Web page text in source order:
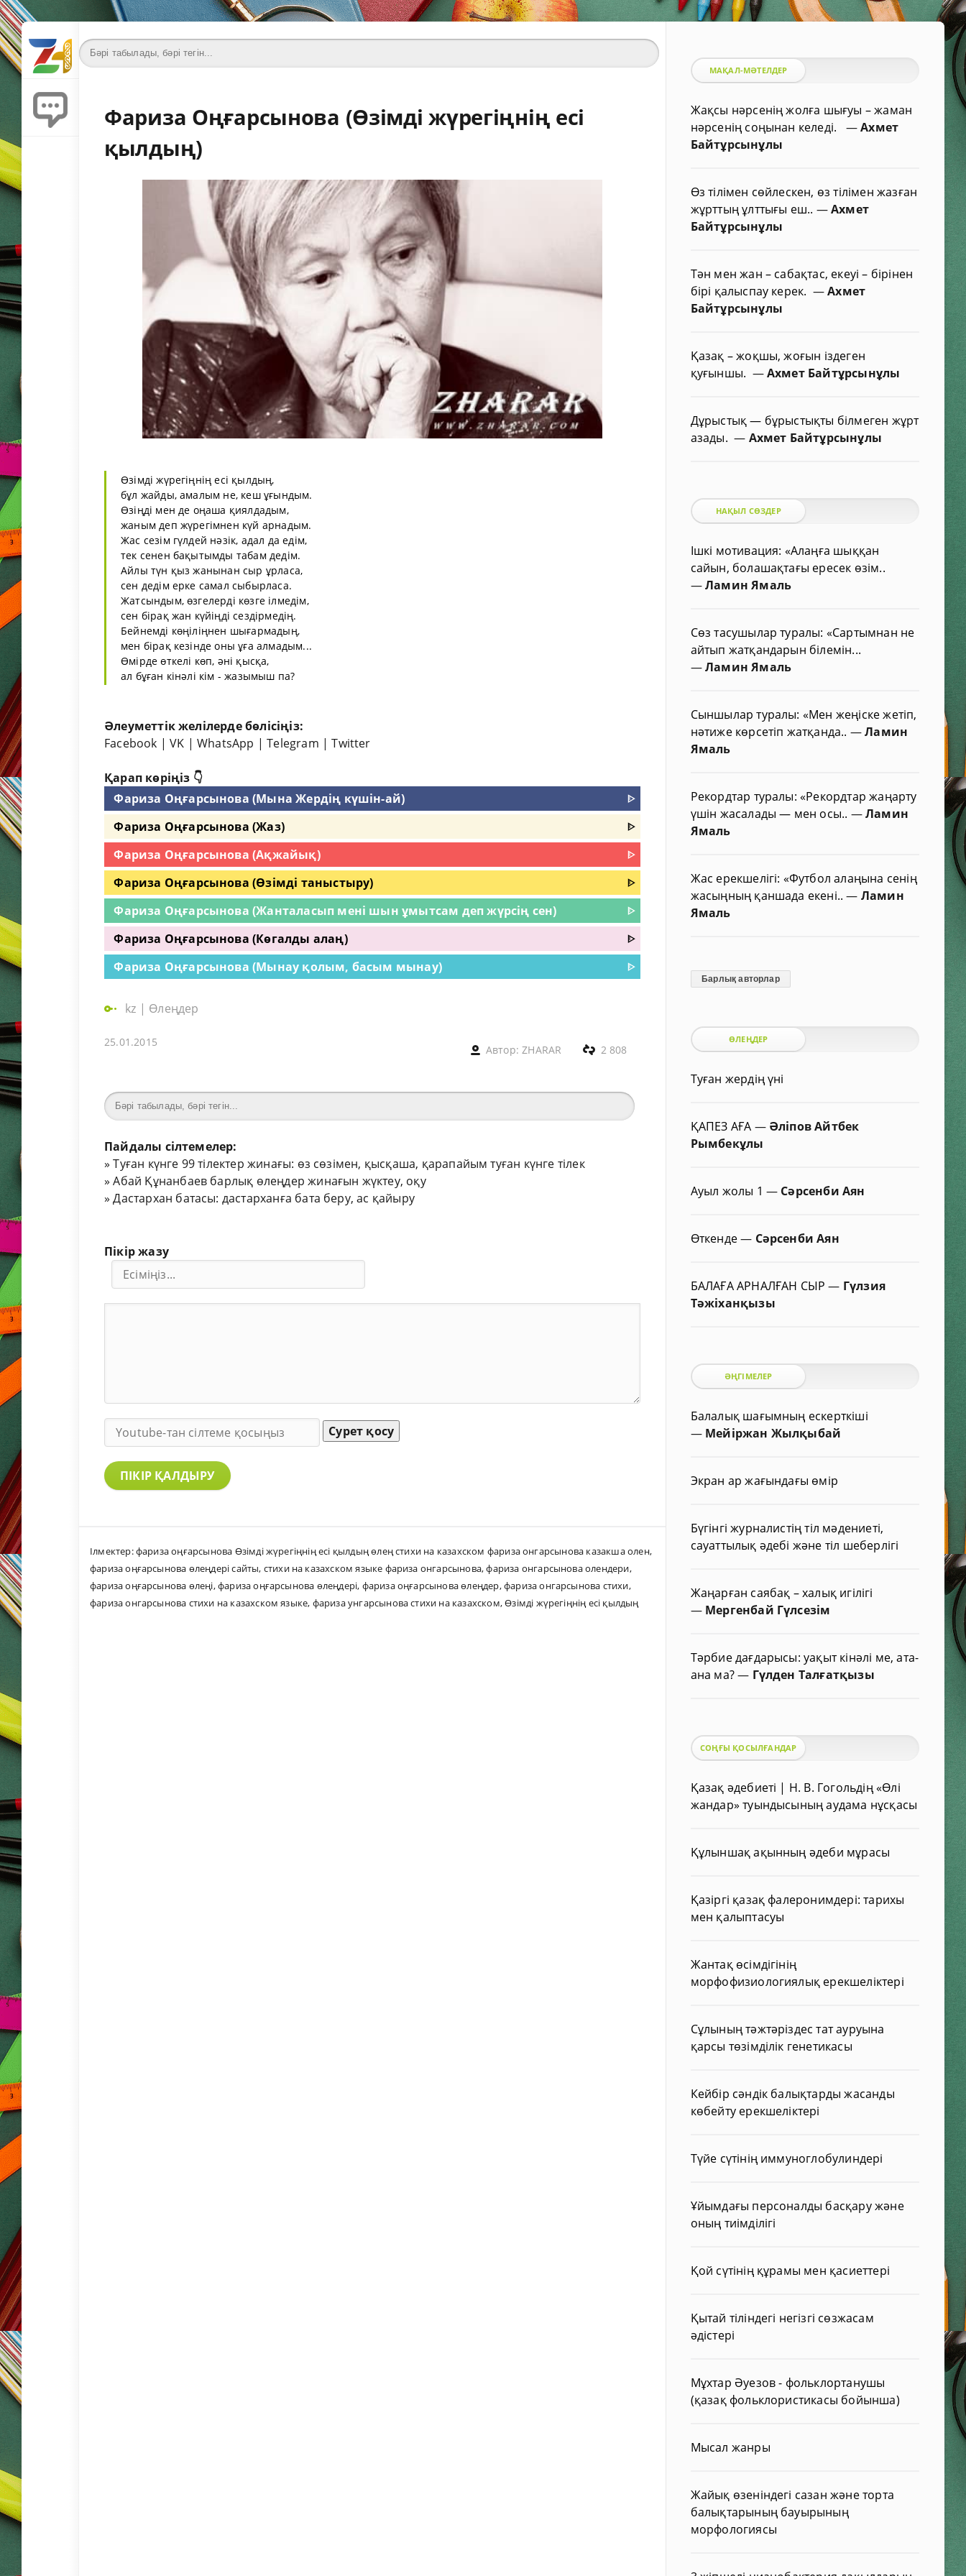
Фариза Оңғарсынова (Өзімді жүрегіңнің есі
қылдың)
Өзімді жүрегіңнің есі қылдың,
бұл жайды, амалым не, кеш ұғындым.
Өзіңді мен де оңаша қиялдадым,
жаным деп жүрегімнен күй арнадым.
Жас сезім гүлдей нәзік, адал да едім,
тек сенен бақытымды табам дедім.
Айлы түн қыз жанынан сыр ұрласа,
сен дедім ерке самал сыбырласа.
Жатсындым, өзгелерді көзге ілмедім,
сен бірақ жан күйіңді сездірмедің.
Бейнемді көңіліңнен шығармадың,
мен бірақ кезінде оны ұға алмадым...
Өмірде өткелі көп, әні қысқа,
ал бұған кінәлі кім - жазымыш па?
Әлеуметтік желілерде бөлісіңіз:
Facebook |VK |WhatsApp |Telegram |Twitter
Қарап көріңіз 👇
Фариза Оңғарсынова (Мына Жердің күшін-ай)
ᐈ
Фариза Оңғарсынова (Жаз)
ᐈ
Фариза Оңғарсынова (Ақжайық)
ᐈ
Фариза Оңғарсынова (Өзімді таныстыру)
ᐈ
Фариза Оңғарсынова (Жанталасып мені шын ұмытсам деп жүрсің сен)
ᐈ
Фариза Оңғарсынова (Көгалды алаң)
ᐈ
Фариза Оңғарсынова (Мынау қолым, басым мынау)
ᐈ
kz | Өлеңдер
25.01.2015
Автор:ZHARAR 2 808
Пайдалы сілтемелер:
»Туған күнге 99 тілектер жинағы: өз сөзімен, қысқаша, қарапайым туған күнге тілек
»Абай Құнанбаев барлық өлеңдер жинағын жүктеу, оқу
»Дастархан батасы: дастарханға бата беру, ас қайыру
Пікір жазу
Сурет қосу
ПІКІР ҚАЛДЫРУ
Ілмектер:фариза оңғарсынова Өзімді жүрегіңнің есі қылдың өлең стихи на казахском фариза онгарсынова казакша олен,
фариза оңғарсынова өлеңдері сайты, стихи на казахском языке фариза онгарсынова,фариза онгарсынова олендери,
фариза оңғарсынова өлеңі,фариза оңғарсынова өлеңдері, фариза оңғарсынова өлеңдер,фариза онгарсынова стихи,
фариза онгарсынова стихи на казахском языке, фариза унгарсынова стихи на казахском,Өзімді жүрегіңнің есі қылдың
МАҚАЛ-МӘТЕЛДЕР
Жақсы нәрсенің жолға шығуы – жаман
нәрсенің соңынан келеді. —Ахмет
Байтұрсынұлы
Өз тілімен сөйлескен, өз тілімен жазған
жұрттың ұлттығы еш.. —Ахмет
Байтұрсынұлы
Тән мен жан – сабақтас, екеуі – бірінен
бірі қалыспау керек. —Ахмет
Байтұрсынұлы
Қазақ – жоқшы, жоғын іздеген
қуғыншы. —Ахмет Байтұрсынұлы
Дұрыстық — бұрыстықты білмеген жұрт
азады.— Ахмет Байтұрсынұлы
НАҚЫЛ СӨЗДЕР
Ішкі мотивация: «Алаңға шыққан
сайын, болашақтағы ересек өзім..
—Ламин Ямаль
Сөз тасушылар туралы: «Сартымнан не
айтып жатқандарын білемін...
—Ламин Ямаль
Сыншылар туралы: «Мен жеңіске жетіп,
нәтиже көрсетіп жатқанда.. —Ламин
Ямаль
Рекордтар туралы: «Рекордтар жаңарту
үшін жасалады — мен осы.. —Ламин
Ямаль
Жас ерекшелігі: «Футбол алаңына сенің
жасыңның қаншада екені..— Ламин
Ямаль
Барлық авторлар
ӨЛЕҢДЕР
Туған жердің үні
ҚАПЕЗ АҒА — Әліпов Айтбек
Рымбекұлы
Ауыл жолы 1 — Сәрсенби Аян
Өткенде— Сәрсенби Аян
БАЛАҒА АРНАЛҒАН СЫР— Гүлзия
Тәжіханқызы
ӘҢГІМЕЛЕР
Балалық шағымның ескерткіші
— Мейіржан Жылқыбай
Экран ар жағындағы өмір
Бүгінгі журналистің тіл мәдениеті,
сауаттылық әдебі және тіл шеберлігі
Жаңарған саябақ – халық игілігі
— Мергенбай Гүлсезім
Тәрбие дағдарысы: уақыт кінәлі ме, ата-
ана ма?— Гүлден Талғатқызы
СОҢҒЫ ҚОСЫЛҒАНДАР
Қазақ әдебиеті | Н. В. Гогольдің «Өлі
жандар» туындысының аудама нұсқасы
Құлыншақ ақынның әдеби мұрасы
Қазіргі қазақ фалеронимдері: тарихы
мен қалыптасуы
Жантақ өсімдігінің
морфофизиологиялық ерекшеліктері
Сұлының тәжтәріздес тат ауруына
қарсы төзімділік генетикасы
Кейбір сәндік балықтарды жасанды
көбейту ерекшеліктері
Түйе сүтінің иммуноглобулиндері
Ұйымдағы персоналды басқару және
оның тиімділігі
Қой сүтінің құрамы мен қасиеттері
Қытай тіліндегі негізгі сөзжасам
әдістері
Мұхтар Әуезов - фольклортанушы
(қазақ фольклористикасы бойынша)
Мысал жанры
Жайық өзеніндегі сазан және торта
балықтарының бауырының
морфологиясы